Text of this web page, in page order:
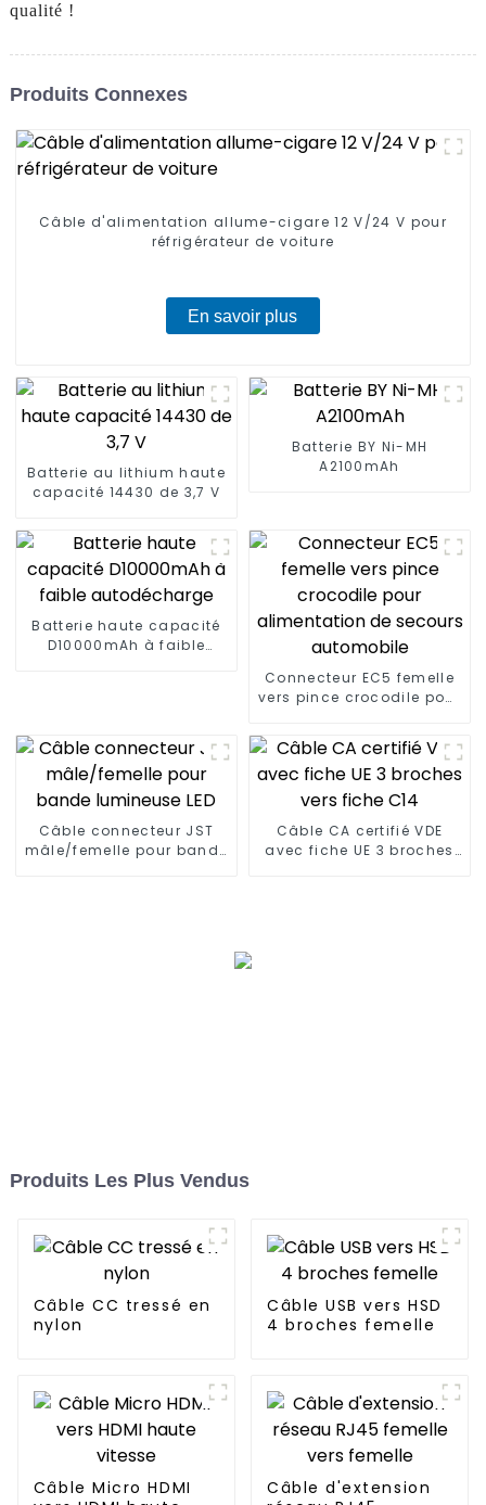
qualité !
Produits Connexes
Câble d'alimentation allume-cigare 12 V/24 V pour
réfrigérateur de voiture
En savoir plus
Batterie au lithium haute
capacité 14430 de 3,7 V
Batterie BY Ni-MH
A2100mAh
Batterie haute capacité
D10000mAh à faible
Connecteur EC5 femelle
vers pince crocodile pour
Câble connecteur JST
mâle/femelle pour bande
Câble CA certifié VDE
avec fiche UE 3 broches
Produits Les Plus Vendus
Câble CC tressé en
nylon
Câble USB vers HSD
4 broches femelle
Câble Micro HDMI
Câble d'extension